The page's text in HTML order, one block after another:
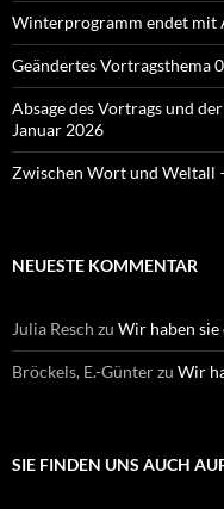
Winterprogramm endet mit
Geändertes Vortragsthema
Absage des Vortrags und
Januar 2026
Zwischen Wort und Weltall
NEUESTE KOMMENTAR
Julia Resch zu Wir haben
Bröckels, E.-Günterzu Wir
SIE FINDEN UNS AUCH